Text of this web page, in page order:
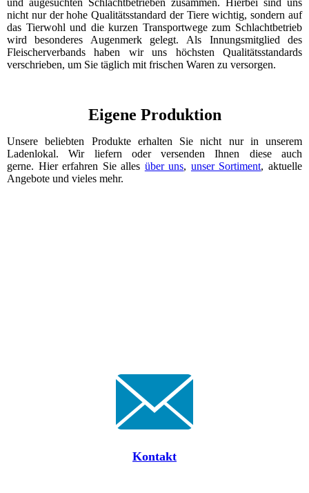
nicht nur der hohe Qualitätsstandard der Tiere wichtig, sondern auf
das Tierwohl und die kurzen Transportwege zum Schlachtbetrieb
wird besonderes Augenmerk gelegt. Als Innungsmitglied des
Fleischerverbands haben wir uns höchsten Qualitätsstandards
verschrieben, um Sie täglich mit frischen Waren zu versorgen.
Eigene Produktion
Unsere beliebten Produkte erhalten Sie nicht nur in unserem
Ladenlokal. Wir liefern oder versenden Ihnen diese auch
gerne. Hier erfahren Sie alles über uns, unser Sortiment, aktuelle
Angebote und vieles mehr.
Kontakt